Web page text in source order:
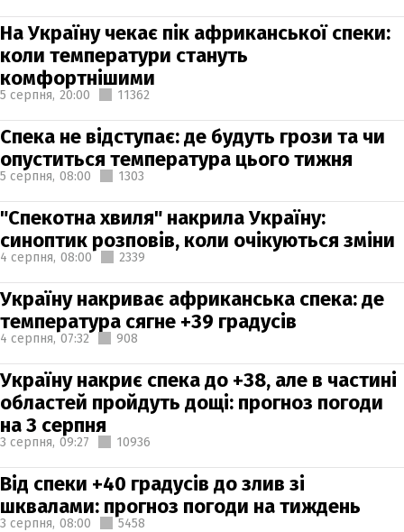
На Україну чекає пік африканської спеки:
коли температури стануть
комфортнішими
5 серпня, 20:00 11362
Спека не відступає: де будуть грози та чи
опуститься температура цього тижня
5 серпня, 08:00 1303
"Спекотна хвиля" накрила Україну:
синоптик розповів, коли очікуються зміни
4 серпня, 08:00 2339
Україну накриває африканська спека: де
температура сягне +39 градусів
4 серпня, 07:32 908
Україну накриє спека до +38, але в частині
областей пройдуть дощі: прогноз погоди
на 3 серпня
3 серпня, 09:27 10936
Від спеки +40 градусів до злив зі
шквалами: прогноз погоди на тиждень
3 серпня, 08:00 5458